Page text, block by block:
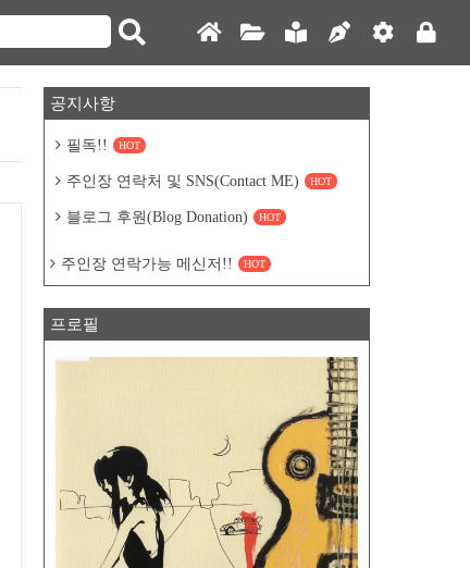
공지사항
필독!! HOT
주인장 연락처 및 SNS(Contact ME) HOT
블로그 후원(Blog Donation) HOT
주인장 연락가능 메신저!! HOT
프로필